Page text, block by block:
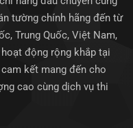
tường chính hãng đến từ
Trung Quốc, Việt Nam,
động rộng khắp tại
kết mang đến cho
cao cùng dịch vụ thi